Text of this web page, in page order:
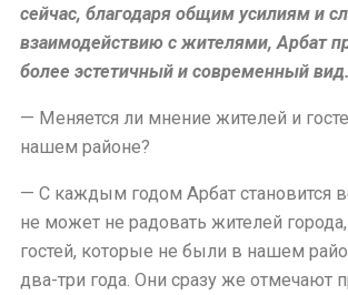
сейчас, благодаря общим усилиям и
взаимодействию с жителями, Арбат
более эстетичный и современный вид.
— Меняется ли мнение жителей и
нашем районе?
— С каждым годом Арбат становится
не может не радовать жителей
гостей, которые не были в нашем
два-три года. Они сразу же отмечают